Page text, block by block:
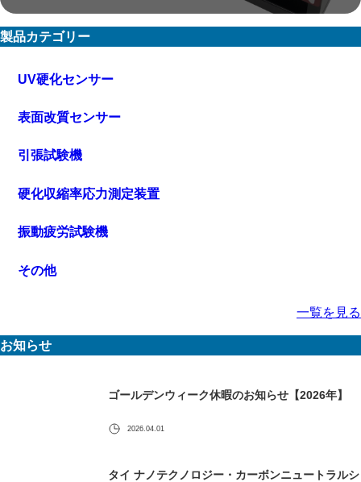
製品カテゴリー
UV硬化センサー
表面改質センサー
引張試験機
硬化収縮率応力測定装置
振動疲労試験機
その他
一覧を見る
お知らせ
ゴールデンウィーク休暇のお知らせ【2026年】
2026.04.01
タイ ナノテクノロジー・カーボンニュートラルシ